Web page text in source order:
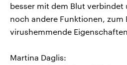
besser mit dem Blut verbindet
noch andere Funktionen, zum
virushemmende
Martina Daglis: